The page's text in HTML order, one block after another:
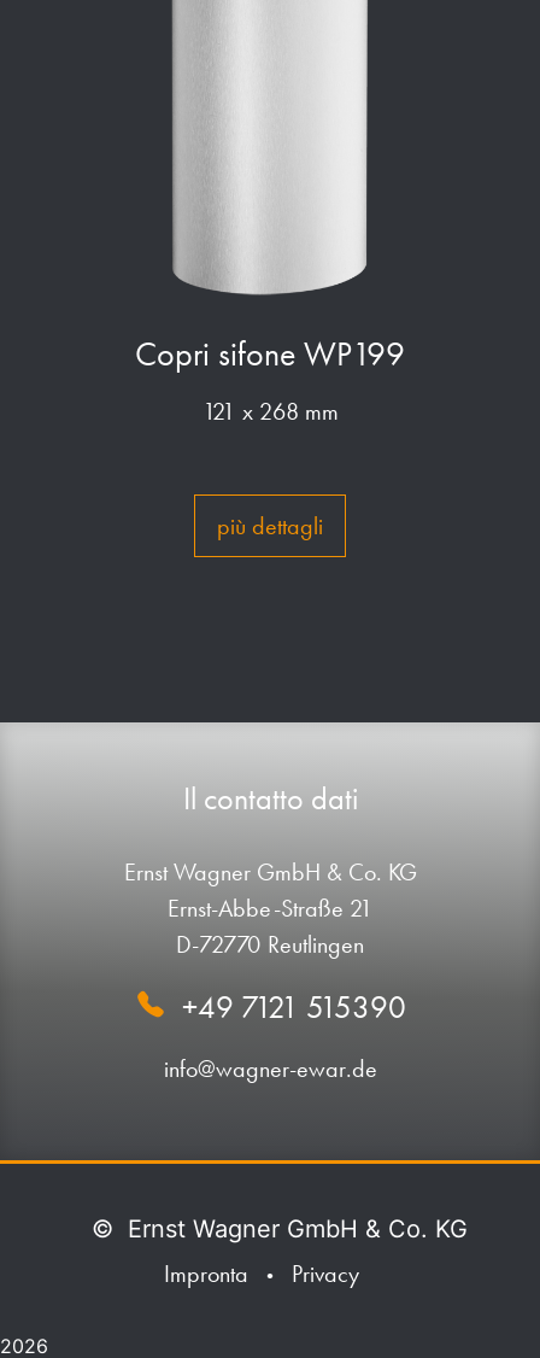
Copri sifone WP199
121 x 268 mm
più dettagli
Il contatto dati
Ernst Wagner GmbH & Co. KG
Ernst-Abbe-Straße 21
D-72770 Reutlingen
+49 7121 515390
info@wagner-ewar.de
© Ernst Wagner GmbH & Co. KG
Impronta
• Privacy
2026